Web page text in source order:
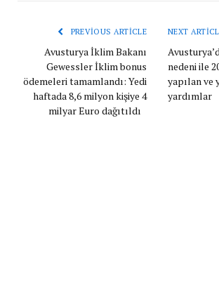
PREVIOUS ARTICLE
Avusturya İklim Bakanı
Gewessler İklim bonus
ödemeleri tamamlandı: Yedi
haftada 8,6 milyon kişiye 4
milyar Euro dağıtıldı
NEXT
nedeni ile
yapılan ve
yardımlar